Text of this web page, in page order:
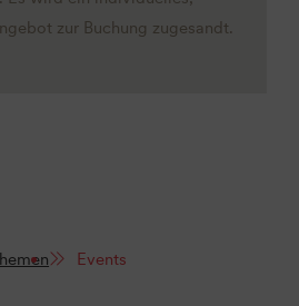
zur Buchung zugesandt.
Events